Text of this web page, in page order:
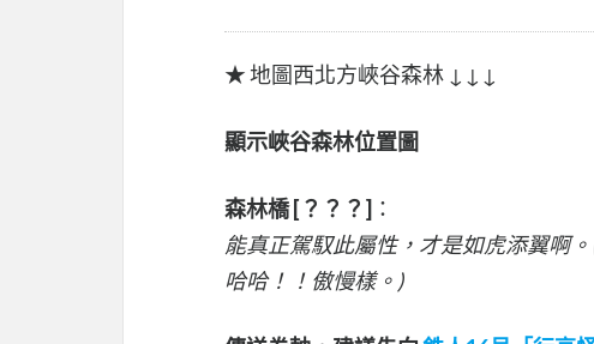
★ 地圖西北方峽谷森林 ↓↓↓
顯示峽谷森林位置圖
森林橋 [？？？] ：
能真正駕馭此屬性，才是如虎添翼啊
哈哈！！傲慢樣。)